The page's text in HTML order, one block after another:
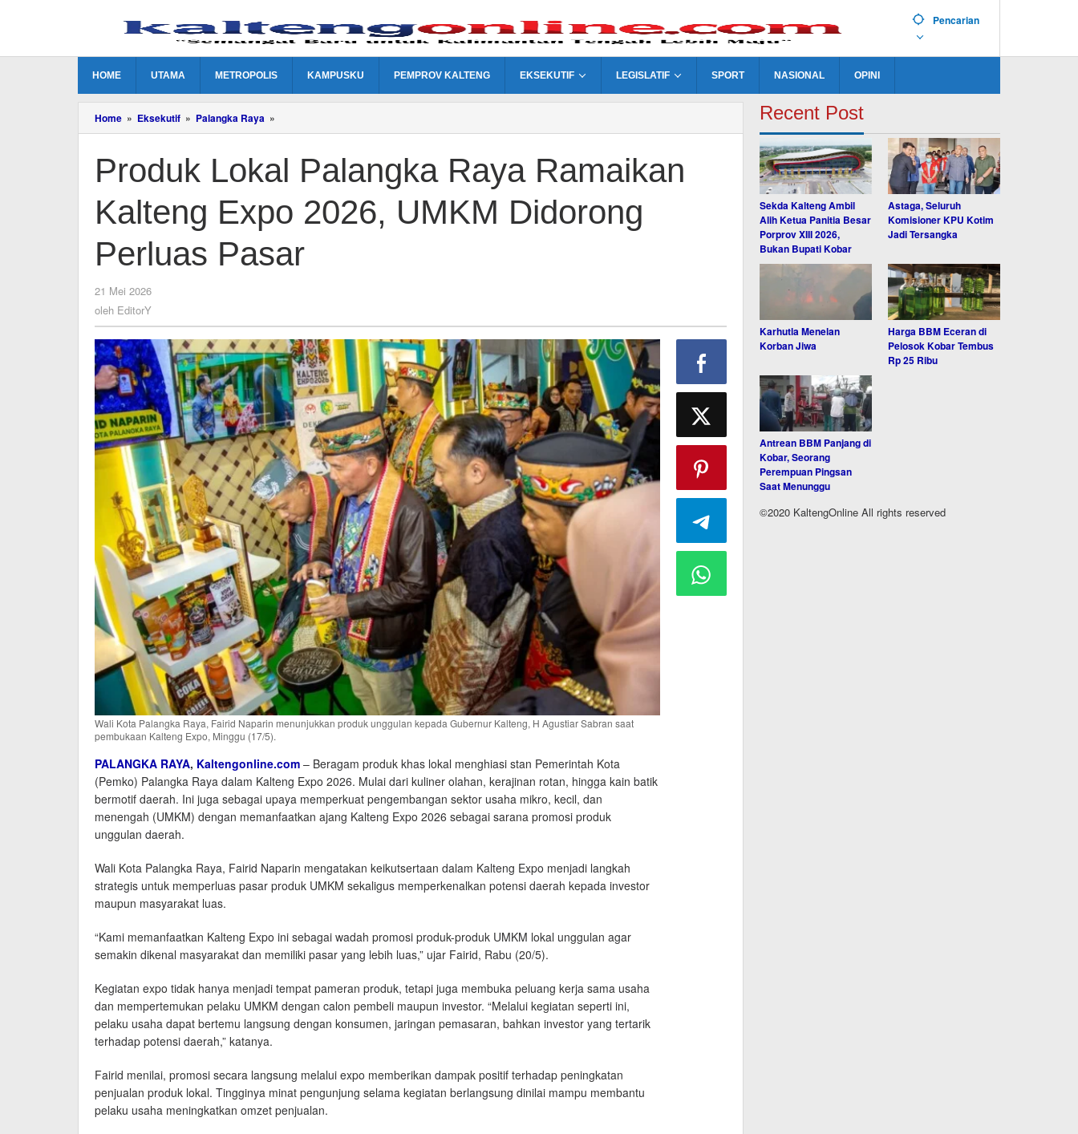
Pencarian
HOME UTAMA METROPOLIS KAMPUSKU PEMPROV KALTENG EKSEKUTIF LEGISLATIF SPORT NASIONAL OPINI
Home » Eksekutif » Palangka Raya »
Lokal
Raya
Ramaikan
Expo
2026,
Didorong
Perluas
Produk Lokal Palangka Raya Ramaikan
Kalteng Expo 2026, UMKM Didorong
Perluas Pasar
21 Mei 2026
oleh EditorY
Wali Kota Palangka Raya, Fairid Naparin menunjukkan produk unggulan kepada Gubernur Kalteng, H Agustiar Sabran saat
pembukaan Kalteng Expo, Minggu (17/5).
PALANGKA RAYA, Kaltengonline.com – Beragam produk khas lokal menghiasi stan Pemerintah Kota
(Pemko) Palangka Raya dalam Kalteng Expo 2026. Mulai dari kuliner olahan, kerajinan rotan, hingga kain batik
bermotif daerah. Ini juga sebagai upaya memperkuat pengembangan sektor usaha mikro, kecil, dan
menengah (UMKM) dengan memanfaatkan ajang Kalteng Expo 2026 sebagai sarana promosi produk
unggulan daerah.
Wali Kota Palangka Raya, Fairid Naparin mengatakan keikutsertaan dalam Kalteng Expo menjadi langkah
strategis untuk memperluas pasar produk UMKM sekaligus memperkenalkan potensi daerah kepada investor
maupun masyarakat luas.
“Kami memanfaatkan Kalteng Expo ini sebagai wadah promosi produk-produk UMKM lokal unggulan agar
semakin dikenal masyarakat dan memiliki pasar yang lebih luas,” ujar Fairid, Rabu (20/5).
Kegiatan expo tidak hanya menjadi tempat pameran produk, tetapi juga membuka peluang kerja sama usaha
dan mempertemukan pelaku UMKM dengan calon pembeli maupun investor. “Melalui kegiatan seperti ini,
pelaku usaha dapat bertemu langsung dengan konsumen, jaringan pemasaran, bahkan investor yang tertarik
terhadap potensi daerah,” katanya.
Fairid menilai, promosi secara langsung melalui expo memberikan dampak positif terhadap peningkatan
penjualan produk lokal. Tingginya minat pengunjung selama kegiatan berlangsung dinilai mampu membantu
pelaku usaha meningkatkan omzet penjualan.
Recent Post
Sekda Kalteng Ambil
Alih Ketua Panitia Besar
Porprov XIII 2026,
Bukan Bupati Kobar
Astaga, Seluruh
Komisioner KPU Kotim
Jadi Tersangka
Karhutla Menelan
Korban Jiwa
Harga BBM Eceran di
Pelosok Kobar Tembus
Rp 25 Ribu
Antrean BBM Panjang di
Kobar, Seorang
Perempuan Pingsan
Saat Menunggu
©2020 KaltengOnline All rights reserved